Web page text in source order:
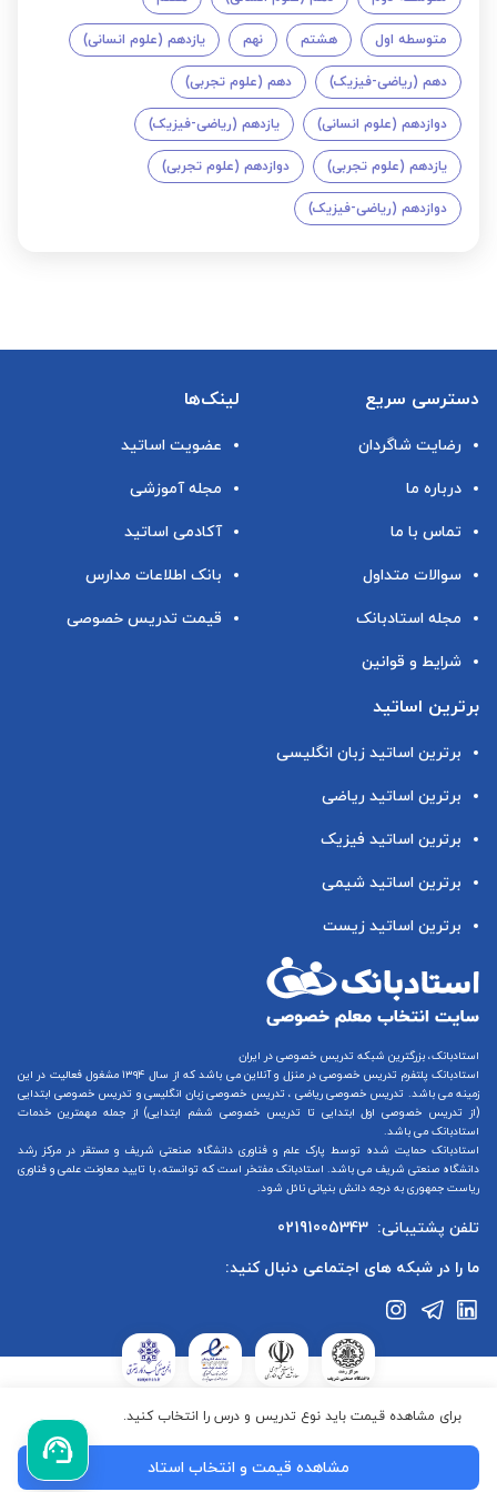
متوسطه اول هشتم نهم یازدهم (علوم انسانی)
دهم (ریاضی-فیزیک) دهم (علوم تجربی)
دوازدهم (علوم انسانی) یازدهم (ریاضی-فیزیک)
یازدهم (علوم تجربی) دوازدهم (علوم تجربی)
دوازدهم (ریاضی-فیزیک)
برای مشاهده قیمت باید نوع تدریس و درس را انتخاب کنید.
مشاهده قیمت و انتخاب استاد
دسترسی سریع
رضایت شاگردان
درباره ما
تماس با ما
سوالات متداول
مجله استادبانک
شرایط و قوانین
لینک‌ها
عضویت اساتید
مجله آموزشی
آکادمی اساتید
بانک اطلاعات مدارس
قیمت تدریس خصوصی
برترین اساتید
برترین اساتید زبان انگلیسی
برترین اساتید ریاضی
برترین اساتید فیزیک
برترین اساتید شیمی
برترین اساتید زیست
استادبانک، بزرگترین شبکه تدریس خصوصی در ایران
استادبانک پلتفرم تدریس خصوصی در منزل و آنلاین
می باشد که از سال ۱۳۹۴ مشغول فعالیت در این
زمینه می باشد. تدریس خصوصی ریاضی ، تدریس خصوصی زبان انگلیسیو تدریس خصوصی ابتدایی
(از تدریس خصوصی اول ابتدایی تا تدریس خصوصی ششم ابتدایی) از جمله مهمترین خدمات
استادبانک می باشد.
استادبانک حمایت شده توسط پارک علم و فناوری دانشگاه صنعتی شریف و مستقر در مرکز رشد
دانشگاه صنعتی شریف می باشد. استادبانک مفتخر است که توانسته، با تایید معاونت علمی و فناوری
ریاست جمهوری به درجه دانش بنیانی نائل شود.
تلفن پشتیبانی: 02191005343
ما را در شبکه های اجتماعی دنبال کنید:
استادبانک در ستاد ساماندهی پایگاه‌های اینترنتی وزارت فرهنگ و ارشاد
جمهوری اسلامی ایران ثبت شده است.استادبانک تابع قوانین جمهوری
اسلامی ایران می‌باشد.کلیه حقوق این سایت متعلق به گروه استادبانک
می‌باشد.